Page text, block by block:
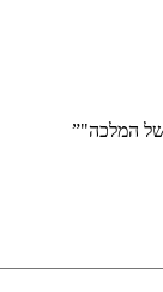
המלכה"”